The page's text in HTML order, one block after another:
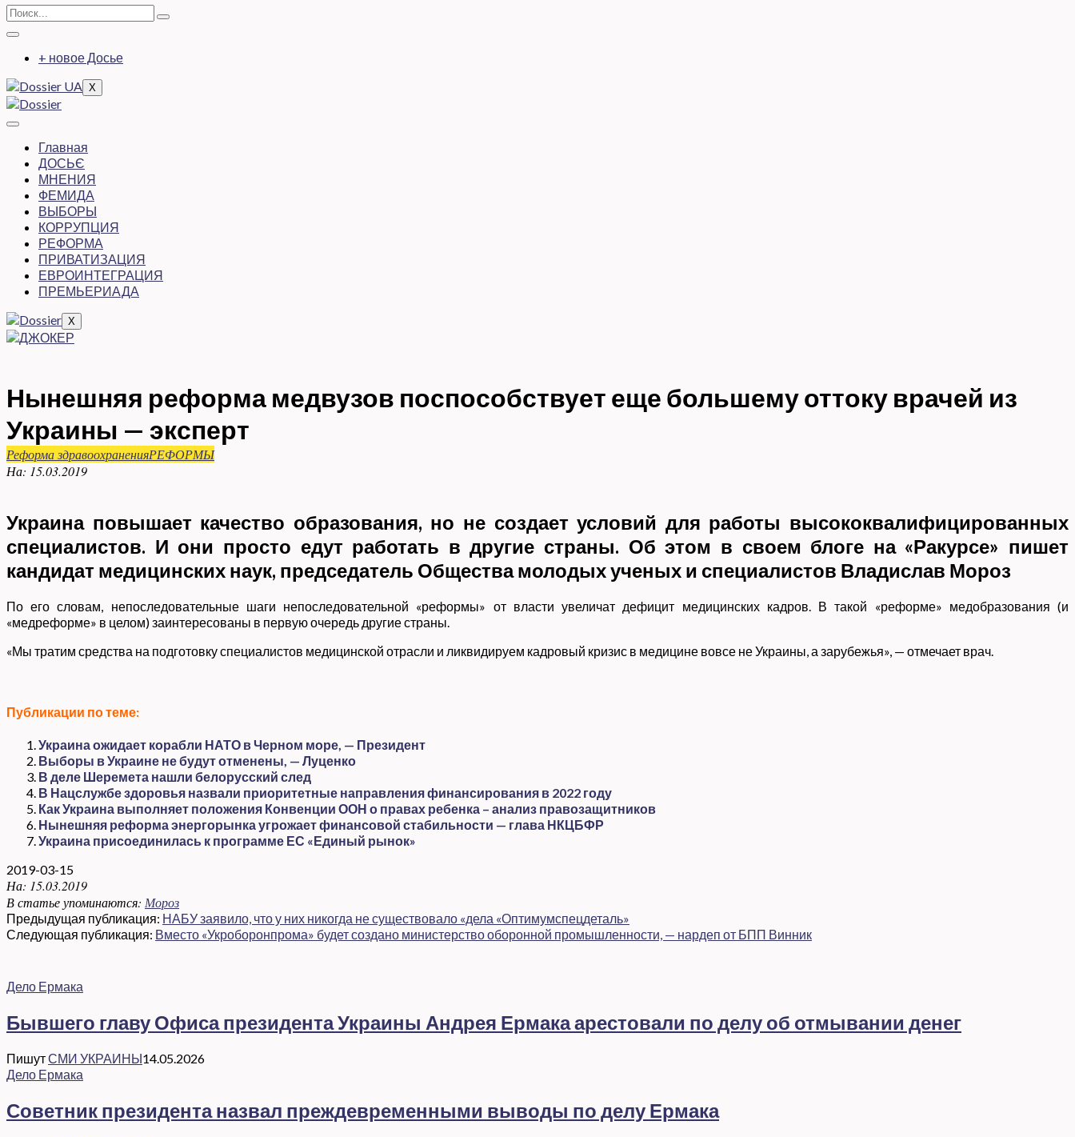
+ новое Досье
X
Главная
ДОСЬЄ
МНЕНИЯ
ФЕМИДА
ВЫБОРЫ
КОРРУПЦИЯ
РЕФОРМА
ПРИВАТИЗАЦИЯ
ЕВРОИНТЕГРАЦИЯ
ПРЕМЬЕРИАДА
X
Нынешняя реформа медвузов поспособствует еще большему оттоку врачей из
Украины — эксперт
Реформа здравоохраненияРЕФОРМЫ
На: 15.03.2019
Украина повышает качество образования, но не создает условий для работы высококвалифицированных
специалистов. И они просто едут работать в другие страны. Об этом в своем блоге на «Ракурсе» пишет
кандидат медицинских наук, председатель Общества молодых ученых и специалистов Владислав Мороз
По его словам, непоследовательные шаги непоследовательной «реформы» от власти увеличат дефицит медицинских кадров. В такой «реформе» медобразования (и
«медреформе» в целом) заинтересованы в первую очередь другие страны.
«Мы тратим средства на подготовку специалистов медицинской отрасли и ликвидируем кадровый кризис в медицине вовсе не Украины, а зарубежья», — отмечает врач.
Публикации по теме:
Украина ожидает корабли НАТО в Черном море, — Президент
Выборы в Украине не будут отменены, — Луценко
В деле Шеремета нашли белорусский след
В Нацслужбе здоровья назвали приоритетные направления финансирования в 2022 году
Как Украина выполняет положения Конвенции ООН о правах ребенка – анализ правозащитников
Нынешняя реформа энергорынка угрожает финансовой стабильности — глава НКЦБФР
Украина присоединилась к программе ЕС «Единый рынок»
2019-03-15
На: 15.03.2019
В статье упоминаются: Мороз
Предыдущая публикация: НАБУ заявило, что у них никогда не существовало «дела «Оптимумспецдеталь»
Следующая публикация: Вместо «Укроборонпрома» будет создано министерство оборонной промышленности, — нардеп от БПП Винник
Дело Ермака
Бывшего главу Офиса президента Украины Андрея Ермака арестовали по делу об отмывании денег
ПишутСМИ УКРАИНЫ14.05.2026
Дело Ермака
Советник президента назвал преждевременными выводы по делу Ермака